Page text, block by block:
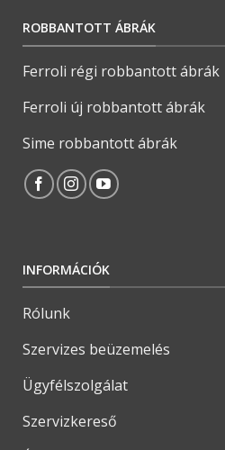
ROBBANTOTT ÁBRÁK
Ferroli régi robbantott ábrák
Ferroli új robbantott ábrák
Sime robbantott ábrák
INFORMÁCIÓK
Rólunk
Szervizes beüzemelés
Ügyfélszolgálat
Szervizkereső